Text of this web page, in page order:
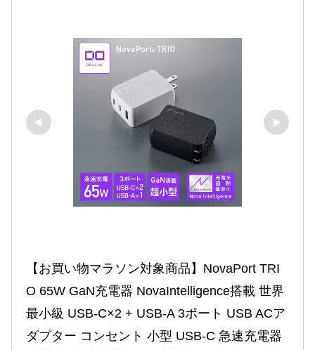
【お買い物マラソン対象商品】NovaPort TRI
O 65W GaN充電器 NovaIntelligence搭載 世界
最小級 USB-C×2 + USB-A 3ポート USB ACア
ダプター コンセント 小型 USB-C 急速充電器